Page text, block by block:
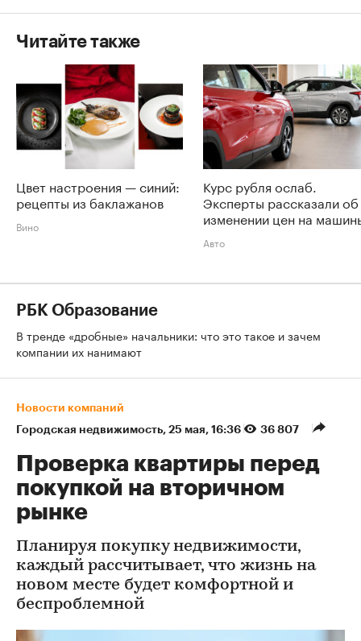
Читайте также
Цвет настроения — синий:
рецепты из баклажанов
Вино
Курс рубля ослаб.
Эксперты рассказали об
изменении цен на
Авто
РБК Образование
В тренде «дробные» начальники: что это такое и зачем
компании их нанимают
Новости компаний